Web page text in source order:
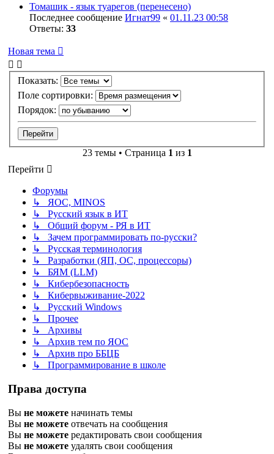
Томашик - язык туарегов (перенесено)
Последнее сообщение Игнат99 « 01.11.23 00:58
Ответы: 33
Новая тема
Показать:
Поле сортировки:
Порядок:
23 темы • Страница 1 из 1
Перейти
Форумы
↳ ЯОС, MINOS
↳ Русский язык в ИТ
↳ Общий форум - РЯ в ИТ
↳ Зачем программировать по-русски?
↳ Русская терминология
↳ Разработки (ЯП, ОС, процессоры)
↳ БЯМ (LLM)
↳ Кибербезопасность
↳ Кибервыживание-2022
↳ Русский Windows
↳ Прочее
↳ Архивы
↳ Архив тем по ЯОС
↳ Архив про ББЦБ
↳ Программирование в школе
Права доступа
Вы не можете начинать темы
Вы не можете отвечать на сообщения
Вы не можете редактировать свои сообщения
Вы не можете удалять свои сообщения